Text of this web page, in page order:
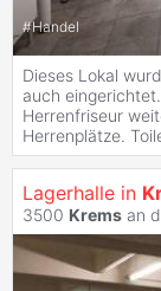
#Handel
Dieses Lokal
auch
Herrenfriseur
Herrenplätze.
Lagerhalle in
3500 Krems an